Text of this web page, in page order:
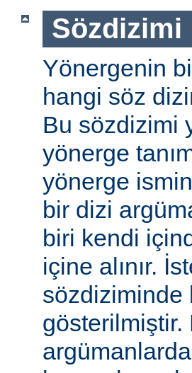
Sözdizimi
Yönergenin
hangi söz
Bu sözdizimi
yönerge
yönerge
bir dizi
biri kendi
içine alınır.
sözdiziminde
gösterilmiştir.